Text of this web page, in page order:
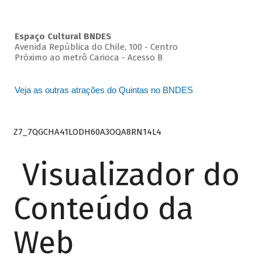
Espaço Cultural BNDES
Avenida República do Chile, 100 - Centro
Próximo ao metrô Carioca - Acesso B
Veja as outras atrações do Quintas no BNDES
Z7_7QGCHA41LODH60A3OQA8RN14L4
Visualizador do
Conteúdo da
Web